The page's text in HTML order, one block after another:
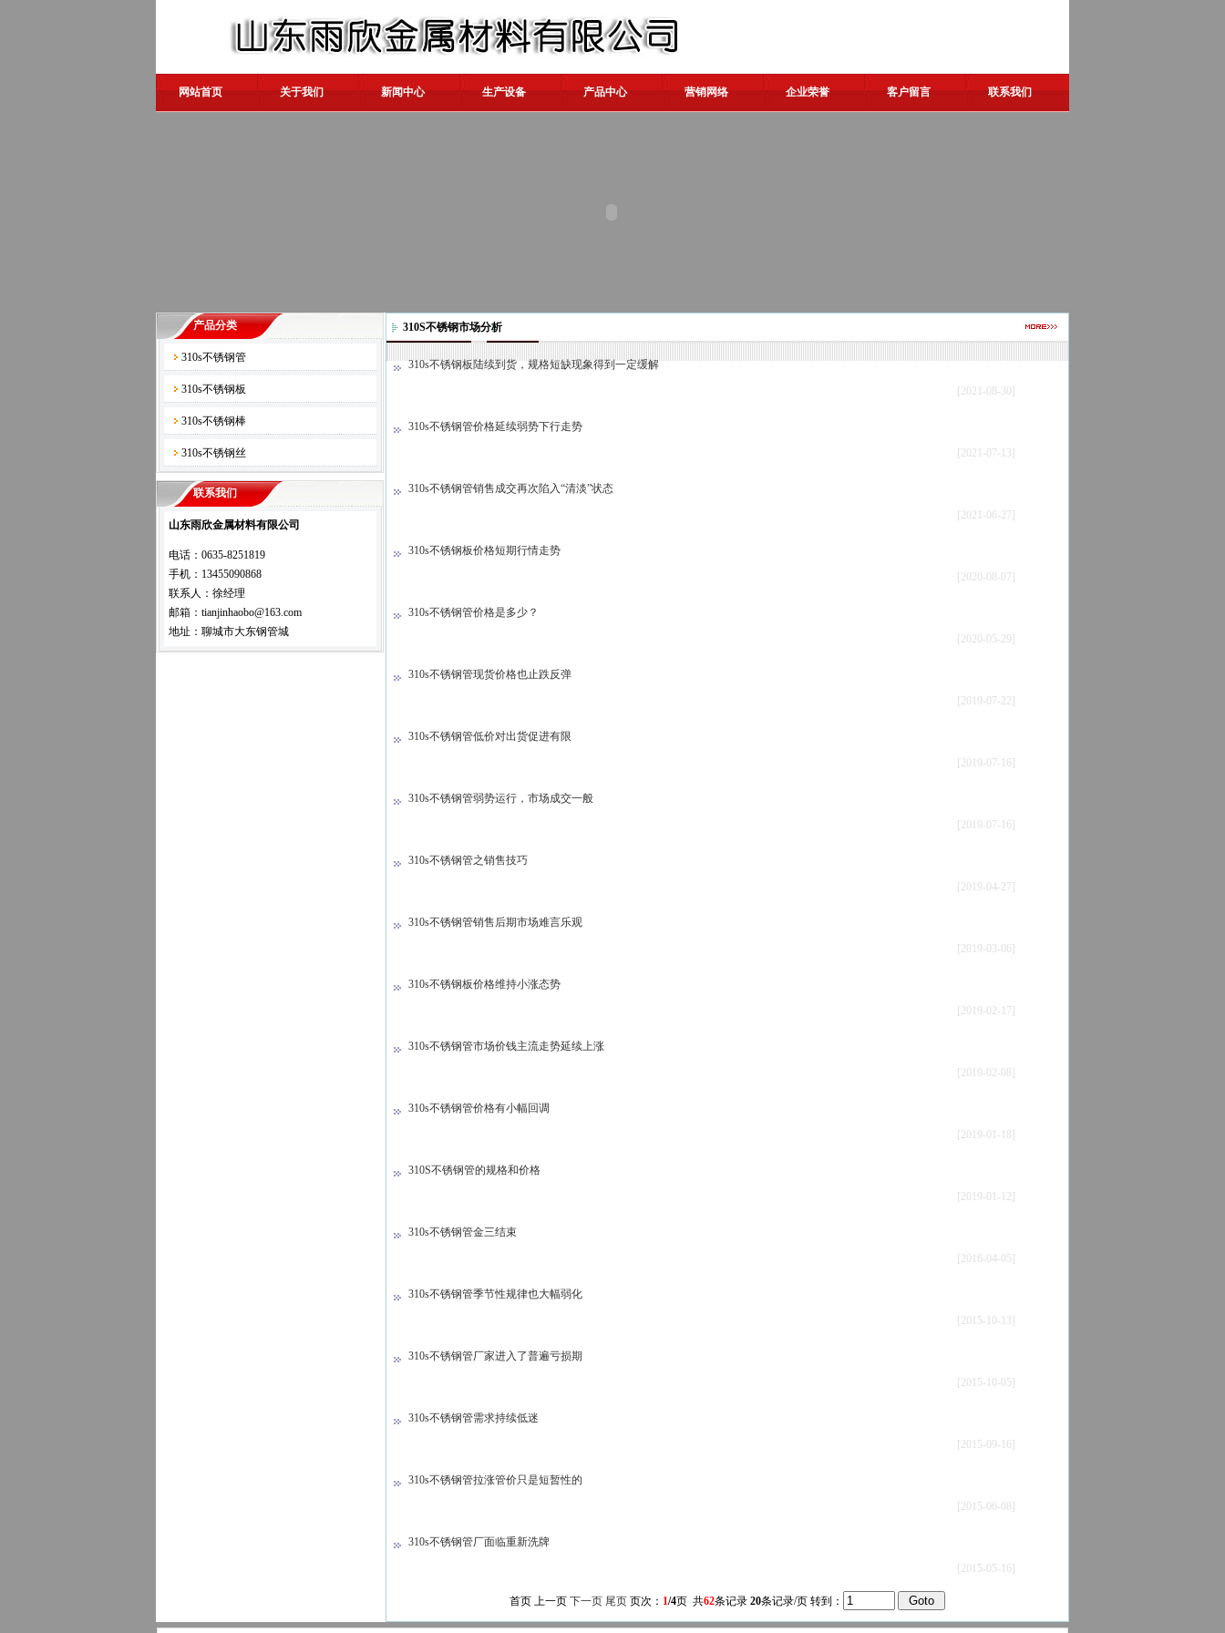
网站首页 关于我们 新闻中心 生产设备 产品中心 营销网络 企业荣誉 客户留言 联系我们
产品分类
310s不锈钢管
310s不锈钢板
310s不锈钢棒
310s不锈钢丝
联系我们
山东雨欣金属材料有限公司
电话：0635-8251819
手机：13455090868
联系人：徐经理
邮箱：tianjinhaobo@163.com
地址：聊城市大东钢管城
310S不锈钢市场分析
310s不锈钢板陆续到货，规格短缺现象得到一定缓解
[2021-08-30]
310s不锈钢管价格延续弱势下行走势
[2021-07-13]
310s不锈钢管销售成交再次陷入“清淡”状态
[2021-06-27]
310s不锈钢板价格短期行情走势
[2020-08-07]
310s不锈钢管价格是多少？
[2020-05-29]
310s不锈钢管现货价格也止跌反弹
[2019-07-22]
310s不锈钢管低价对出货促进有限
[2019-07-16]
310s不锈钢管弱势运行，市场成交一般
[2019-07-16]
310s不锈钢管之销售技巧
[2019-04-27]
310s不锈钢管销售后期市场难言乐观
[2019-03-06]
310s不锈钢板价格维持小涨态势
[2019-02-17]
310s不锈钢管市场价钱主流走势延续上涨
[2019-02-08]
310s不锈钢管价格有小幅回调
[2019-01-18]
310S不锈钢管的规格和价格
[2019-01-12]
310s不锈钢管金三结束
[2016-04-05]
310s不锈钢管季节性规律也大幅弱化
[2015-10-13]
310s不锈钢管厂家进入了普遍亏损期
[2015-10-05]
310s不锈钢管需求持续低迷
[2015-09-16]
310s不锈钢管拉涨管价只是短暂性的
[2015-06-08]
310s不锈钢管厂面临重新洗牌
[2015-05-16]
首页 上一页 下一页 尾页 页次： 1/4页 共62条记录 20条记录/页 转到：